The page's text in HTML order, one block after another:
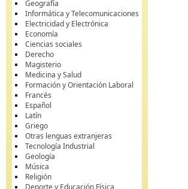
Geografía
Informática y Telecomunicaciones
Electricidad y Electrónica
Economía
Ciencias sociales
Derecho
Magisterio
Medicina y Salud
Formación y Orientación Laboral
Francés
Español
Latín
Griego
Otras lenguas extranjeras
Tecnología Industrial
Geología
Música
Religión
Deporte y Educación Física